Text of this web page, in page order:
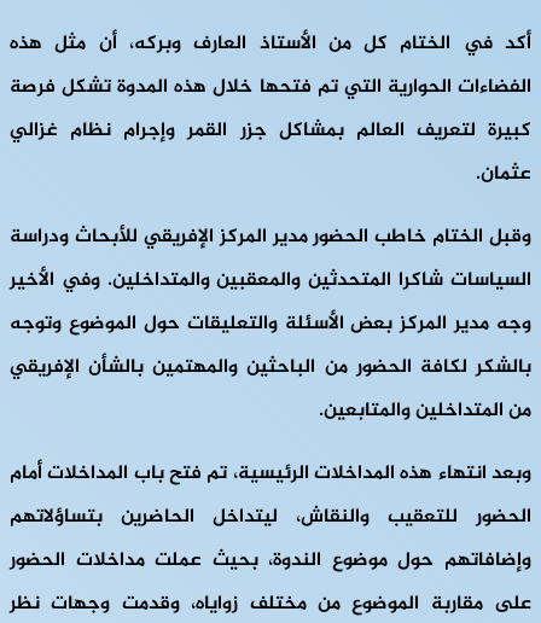
أكد في الختام كل من الأستاذ العارف وبركه، أن مثل هذه
الفضاءات الحوارية التي تم فتحها خلال هذه المدوة تشكل فرصة
كبيرة لتعريف العالم بمشاكل جزر القمر وإجرام نظام غزالي
عثمان.
وقبل الختام خاطب الحضور مدير المركز الإفريقي للأبحاث ودراسة
السياسات شاكرا المتحدثين والمعقبين والمتداخلين. وفي الأخير
وجه مدير المركز بعض الأسئلة والتعليقات حول الموضوع وتوجه
بالشكر لكافة الحضور من الباحثين والمهتمين بالشأن الإفريقي
من المتداخلين والمتابعين.
وبعد انتهاء هذه المداخلات الرئيسية، تم فتح باب المداخلات أمام
الحضور للتعقيب والنقاش، ليتداخل الحاضرين بتساؤلاتهم
وإضافاتهم حول موضوع الندوة، بحيث عملت مداخلات الحضور
على مقاربة الموضوع من مختلف زواياه، وقدمت وجهات نظر